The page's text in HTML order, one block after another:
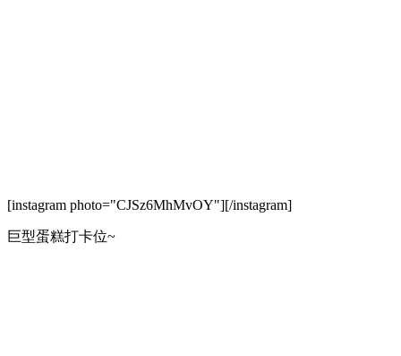
[instagram photo="CJSz6MhMvOY"][/instagram]
巨型蛋糕打卡位~